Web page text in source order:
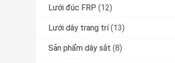
Lưới đúc FRP (12)
Lưới dây trang trí (13)
Sản phẩm dây sắt (8)